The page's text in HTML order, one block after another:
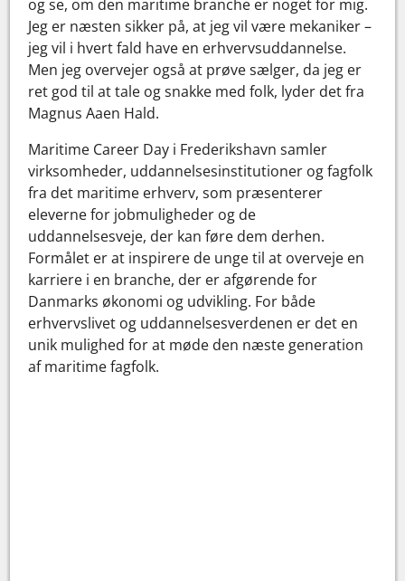
og se, om den maritime branche er noget for mig.
Jeg er næsten sikker på, at jeg vil være mekaniker –
jeg vil i hvert fald have en erhvervsuddannelse.
Men jeg overvejer også at prøve sælger, da jeg er
ret god til at tale og snakke med folk, lyder det fra
Magnus Aaen Hald.
Maritime Career Day i Frederikshavn samler
virksomheder, uddannelsesinstitutioner og fagfolk
fra det maritime erhverv, som præsenterer
eleverne for jobmuligheder og de
uddannelsesveje, der kan føre dem derhen.
Formålet er at inspirere de unge til at overveje en
karriere i en branche, der er afgørende for
Danmarks økonomi og udvikling. For både
erhvervslivet og uddannelsesverdenen er det en
unik mulighed for at møde den næste generation
af maritime fagfolk.